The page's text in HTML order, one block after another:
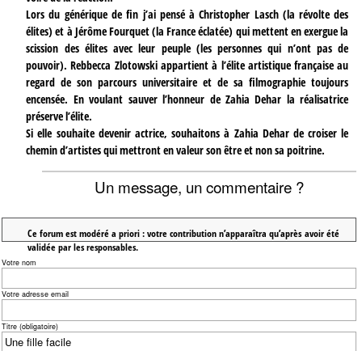
Lors du générique de fin j’ai pensé à Christopher Lasch (la révolte des
élites) et à Jérôme Fourquet (la France éclatée) qui mettent en exergue la
scission des élites avec leur peuple (les personnes qui n’ont pas de
pouvoir). Rebbecca Zlotowski appartient à l’élite artistique française au
regard de son parcours universitaire et de sa filmographie toujours
encensée. En voulant sauver l’honneur de Zahia Dehar la réalisatrice
préserve l’élite.
Si elle souhaite devenir actrice, souhaitons à Zahia Dehar de croiser le
chemin d’artistes qui mettront en valeur son être et non sa poitrine.
Un message, un commentaire ?
Ce forum est modéré a priori : votre contribution n’apparaîtra qu’après avoir été
validée par les responsables.
Votre nom
Votre adresse email
Titre (obligatoire)